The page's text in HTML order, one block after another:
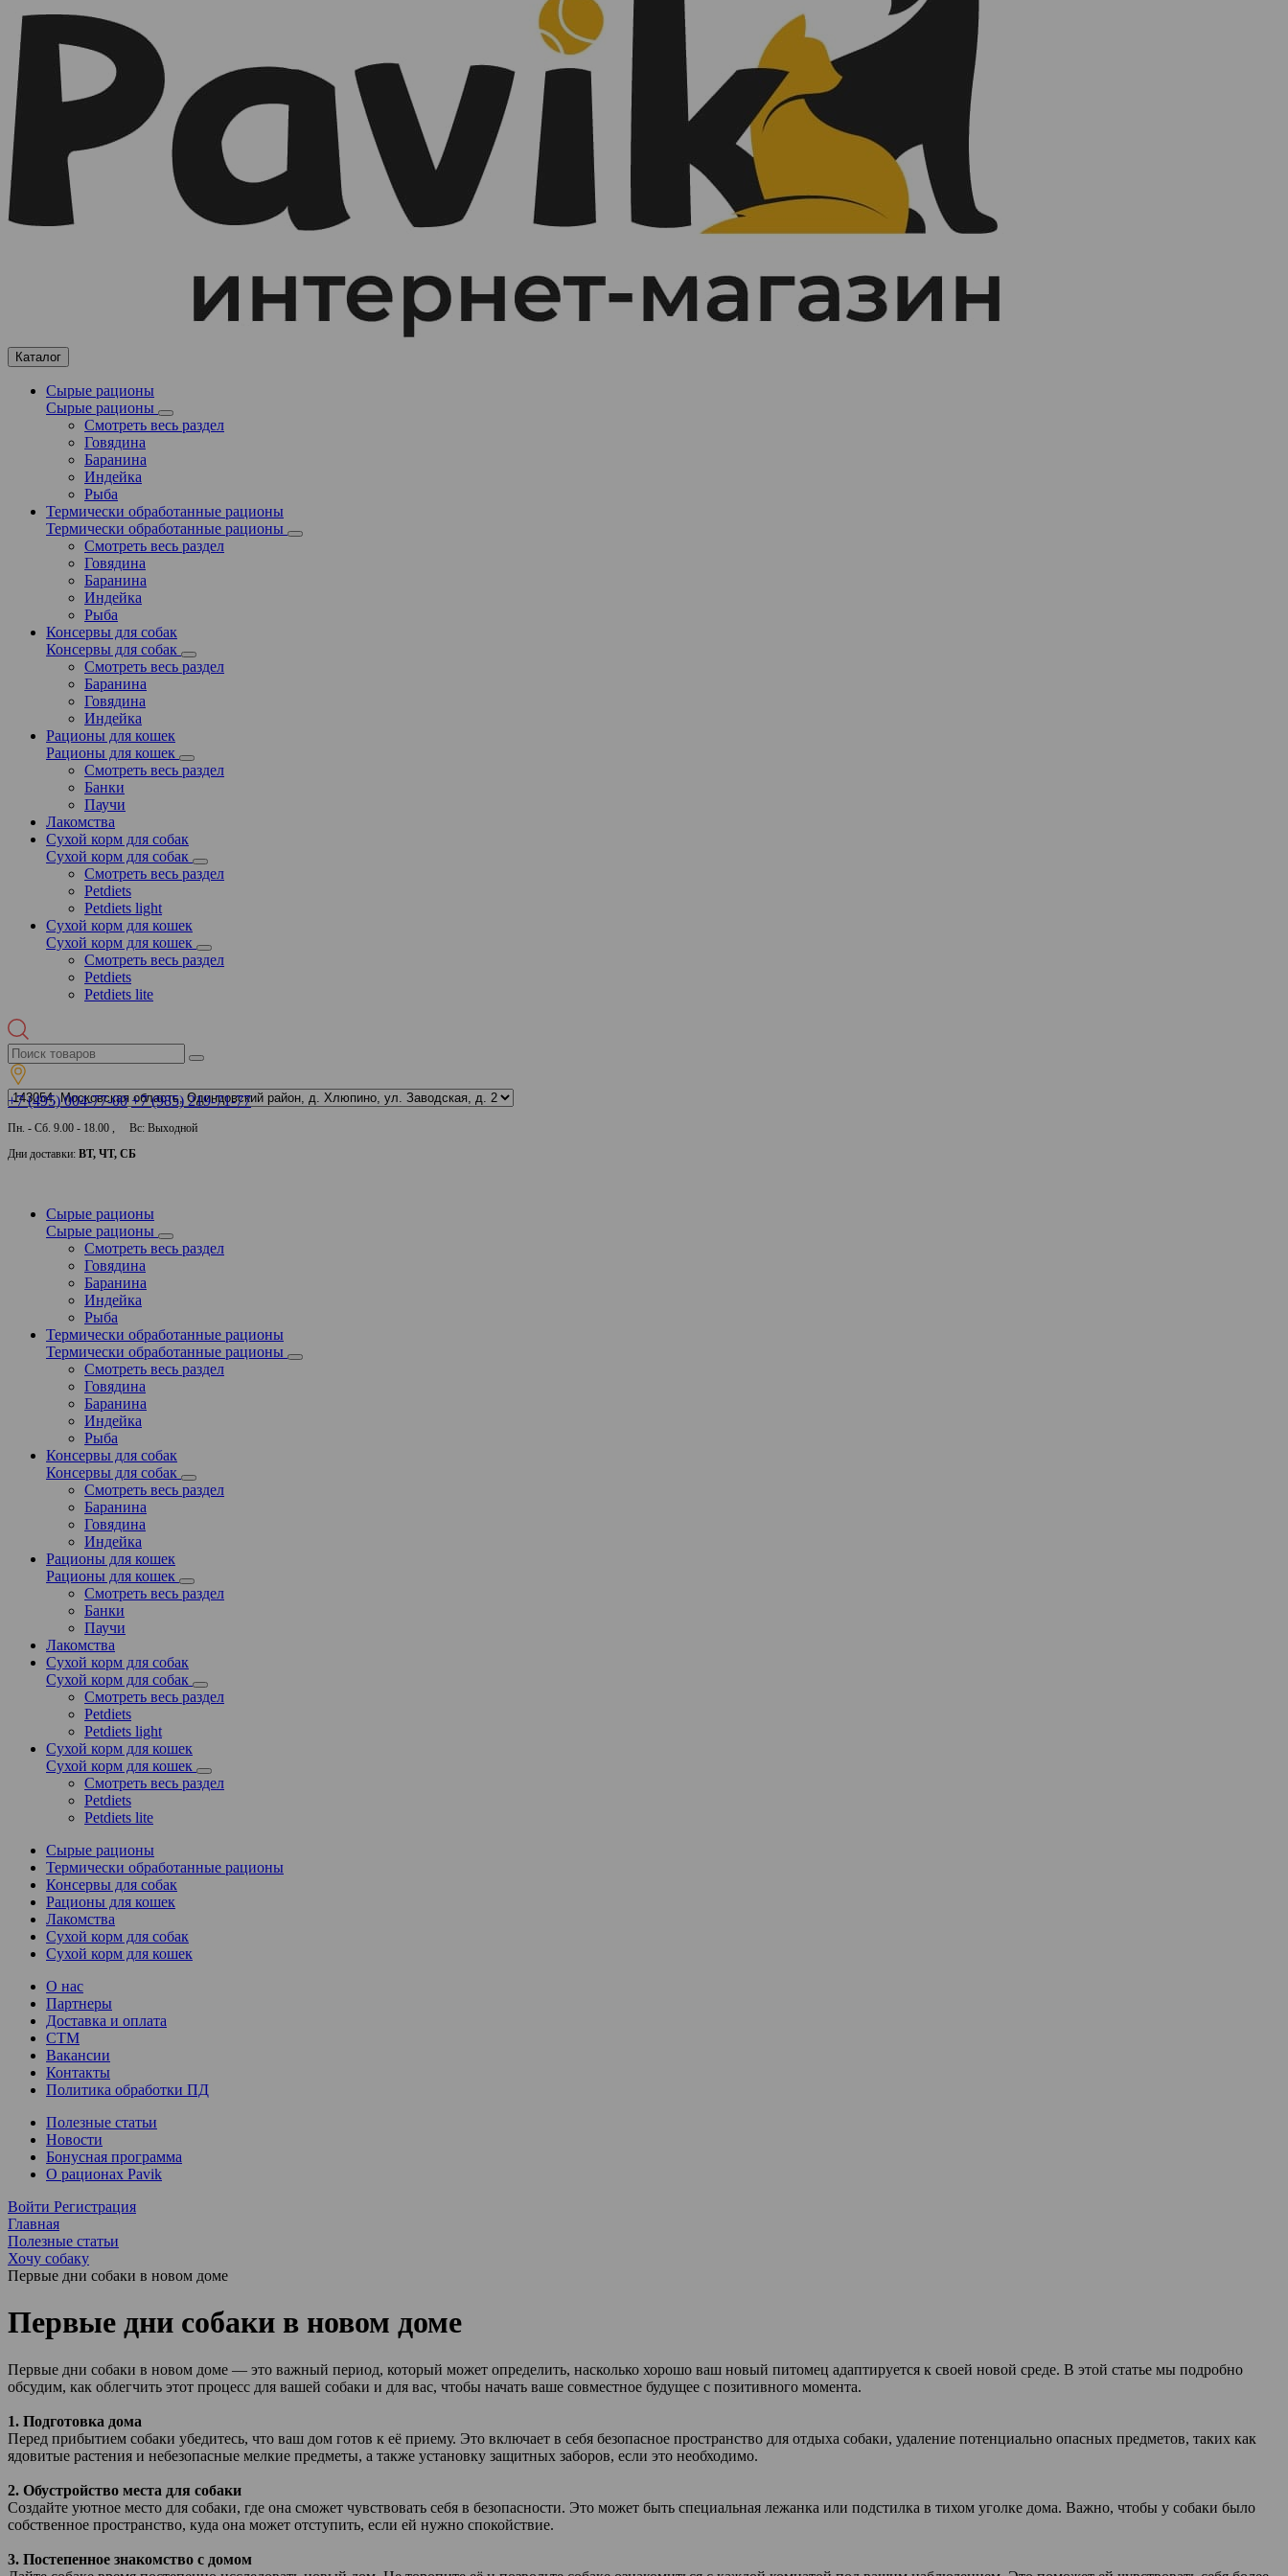
Каталог
Сырые рационы
Сырые рационы
Смотреть весь раздел
Говядина
Баранина
Индейка
Рыба
Термически обработанные рационы
Термически обработанные рационы
Смотреть весь раздел
Говядина
Баранина
Индейка
Рыба
Консервы для собак
Консервы для собак
Смотреть весь раздел
Баранина
Говядина
Индейка
Рационы для кошек
Рационы для кошек
Смотреть весь раздел
Банки
Паучи
Лакомства
Сухой корм для собак
Сухой корм для собак
Смотреть весь раздел
Petdiets
Petdiets light
Сухой корм для кошек
Сухой корм для кошек
Смотреть весь раздел
Petdiets
Petdiets lite
+7 (495) 004-77-00 +7 (985) 219-71-77
Пн. - Сб. 9.00 - 18.00 , Вс: Выходной
Дни доставки: ВТ, ЧТ, СБ
Сырые рационы
Сырые рационы
Смотреть весь раздел
Говядина
Баранина
Индейка
Рыба
Термически обработанные рационы
Термически обработанные рационы
Смотреть весь раздел
Говядина
Баранина
Индейка
Рыба
Консервы для собак
Консервы для собак
Смотреть весь раздел
Баранина
Говядина
Индейка
Рационы для кошек
Рационы для кошек
Смотреть весь раздел
Банки
Паучи
Лакомства
Сухой корм для собак
Сухой корм для собак
Смотреть весь раздел
Petdiets
Petdiets light
Сухой корм для кошек
Сухой корм для кошек
Смотреть весь раздел
Petdiets
Petdiets lite
Сырые рационы
Термически обработанные рационы
Консервы для собак
Рационы для кошек
Лакомства
Сухой корм для собак
Сухой корм для кошек
О нас
Партнеры
Доставка и оплата
СТМ
Вакансии
Контакты
Политика обработки ПД
Полезные статьи
Новости
Бонусная программа
О рационах Pavik
Войти Регистрация
Главная
Полезные статьи
Хочу собаку
Первые дни собаки в новом доме
Первые дни собаки в новом доме
Первые дни собаки в новом доме — это важный период, который может определить, насколько хорошо ваш новый питомец адаптируется к своей новой среде. В этой статье мы подробно
обсудим, как облегчить этот процесс для вашей собаки и для вас, чтобы начать ваше совместное будущее с позитивного момента.
1. Подготовка дома
Перед прибытием собаки убедитесь, что ваш дом готов к её приему. Это включает в себя безопасное пространство для отдыха собаки, удаление потенциально опасных предметов, таких как
ядовитые растения и небезопасные мелкие предметы, а также установку защитных заборов, если это необходимо.
2. Обустройство места для собаки
Создайте уютное место для собаки, где она сможет чувствовать себя в безопасности. Это может быть специальная лежанка или подстилка в тихом уголке дома. Важно, чтобы у собаки было
собственное пространство, куда она может отступить, если ей нужно спокойствие.
3. Постепенное знакомство с домом